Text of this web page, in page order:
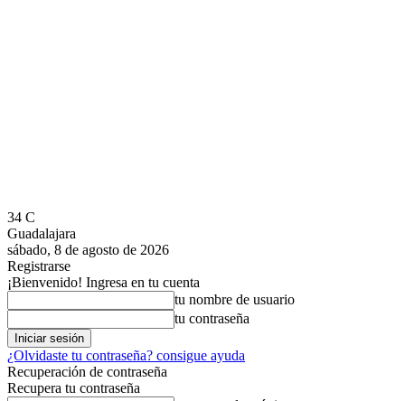
34 C
Guadalajara
sábado, 8 de agosto de 2026
Registrarse
¡Bienvenido! Ingresa en tu cuenta
tu nombre de usuario
tu contraseña
¿Olvidaste tu contraseña? consigue ayuda
Recuperación de contraseña
Recupera tu contraseña